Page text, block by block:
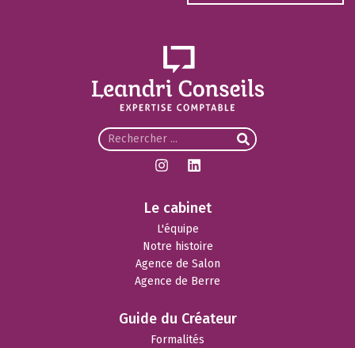
Le cabinet
L'équipe
Notre histoire
Agence de Salon
Agence de Berre
Guide du Créateur
Formalités